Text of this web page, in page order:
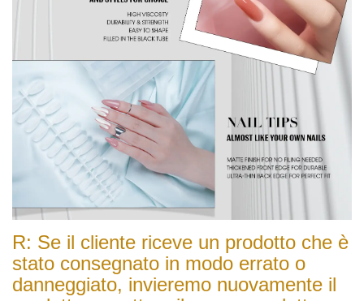
R: Se il cliente riceve un prodotto che è
stato consegnato in modo errato o
danneggiato, invieremo nuovamente il